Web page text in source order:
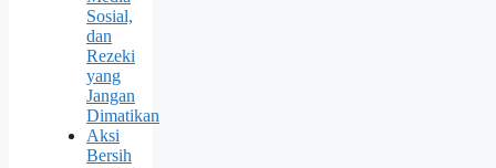
Sosial,
dan
Rezeki
yang
Jangan
Dimatikan
Aksi
Bersih